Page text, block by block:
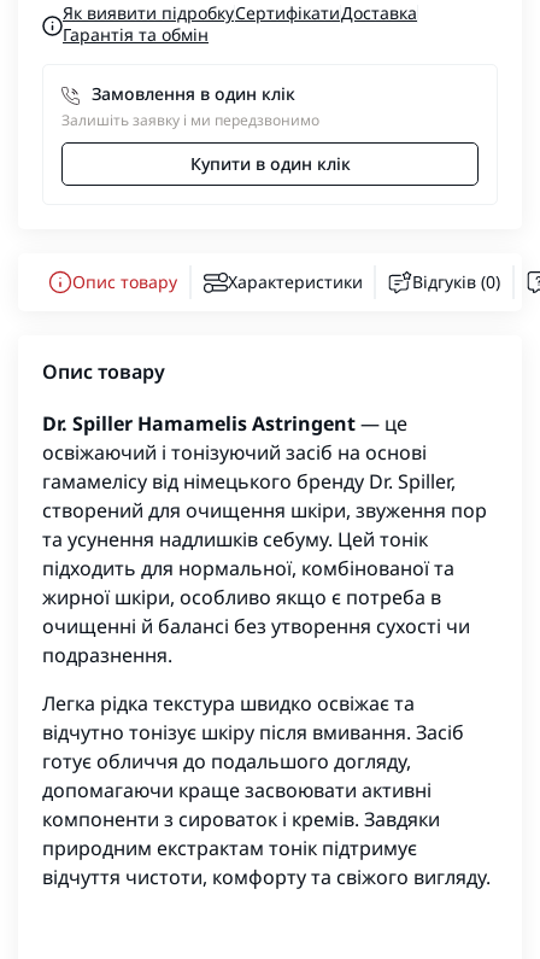
Як виявити підробкуСертифікатиДоставка
Гарантія та обмін
Замовлення в один клік
Залишіть заявку і ми передзвонимо
Купити в один клік
Опис товару Характеристики Відгуків (0)
Опис товару
Dr. Spiller Hamamelis Astringent— це
освіжаючий і тонізуючий засіб на основі
гамамелісу від німецького бренду Dr. Spiller,
створений для очищення шкіри, звуження пор
та усунення надлишків себуму. Цей тонік
підходить для нормальної, комбінованої та
жирної шкіри, особливо якщо є потреба в
очищенні й балансі без утворення сухості чи
подразнення.
Легка рідка текстура швидко освіжає та
відчутно тонізує шкіру після вмивання. Засіб
готує обличчя до подальшого догляду,
допомагаючи краще засвоювати активні
компоненти з сироваток і кремів. Завдяки
природним екстрактам тонік підтримує
відчуття чистоти, комфорту та свіжого вигляду.